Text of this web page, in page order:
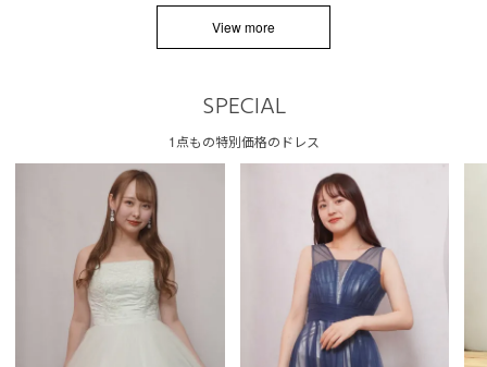
View more
SPECIAL
1点もの特別価格のドレス